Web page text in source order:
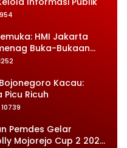
HMI Jakarta
Buka-Bukaan
Bermasalah
Kacau:
Ricuh
10739
Pemdes Gelar
Mojorejo Cup 2 2025,